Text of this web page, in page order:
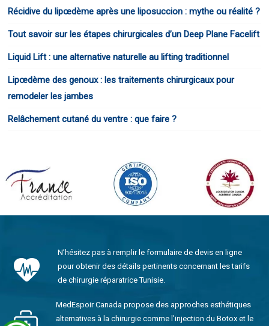
Récidive du lipœdème après une liposuccion : mythe ou réalité ?
Tout savoir sur les étapes chirurgicales d’un Deep Plane Facelift
Liquid Lift : une alternative naturelle au lifting traditionnel
Lipœdème des genoux : les traitements chirurgicaux pour
remodeler les jambes
Relâchement cutané du ventre : que faire ?
N’hésitez pas à remplir le formulaire de devis en ligne
pour obtenir des détails pertinents concernant les tarifs
de chirurgie réparatrice Tunisie.
MedEspoir Canada propose des approches esthétiques
alternatives à la chirurgie comme l’injection du Botox et le